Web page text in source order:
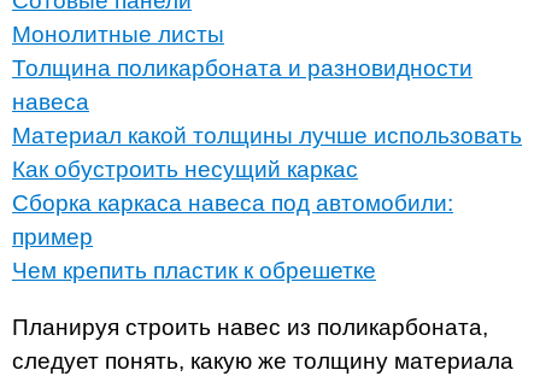
Монолитные листы
Толщина поликарбоната и разновидности
навеса
Материал какой толщины лучше использовать
Как обустроить несущий каркас
Сборка каркаса навеса под автомобили:
пример
Чем крепить пластик к обрешетке
Планируя строить навес из поликарбоната,
следует понять, какую же толщину материала